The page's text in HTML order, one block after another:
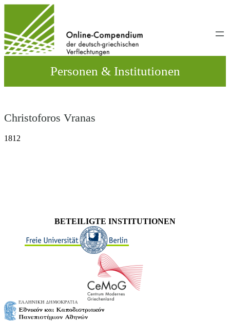
wechseln
Personen & Institutionen
Christoforos Vranas
1812
BETEILIGTE INSTITUTIONEN